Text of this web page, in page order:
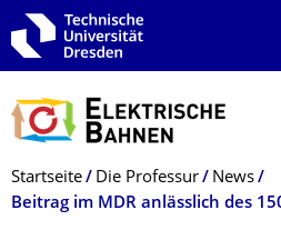
Zur Hauptnavigation springen
Zur Suche springen
Zum Inhalt springen
Breadcrumb-Menü
Startseite Die Professur
News